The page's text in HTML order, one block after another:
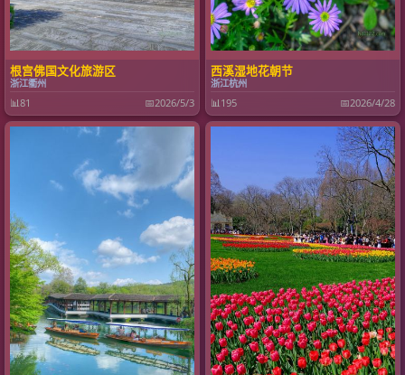
根宫佛国文化旅游区
浙江衢州
📊81 📅2026/5/3
西溪湿地花朝节
浙江杭州
📊195 📅2026/4/28